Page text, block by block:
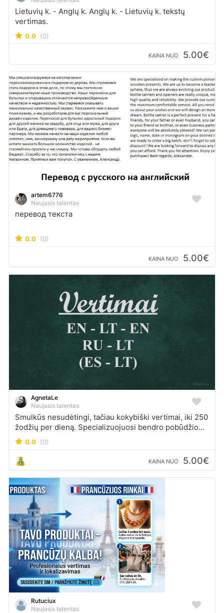
Lietuvių k. - Anglų k. Anglų k. - Lietuvių k. tekstų
vertimas.
0.0 (0)
KAINA NUO 5.00€
artem6776
Naujasis talentas
перевод текста
0.0 (0)
KAINA NUO 5.00€
AgnetaLe
Naujasis talentas
Smulkūs nesudėtingi, tačiau kokybiški vertimai, iki 250
žodžių per dieną. Specializuojuosi bendro pobūdžio
tekstuose, straipsniuose, turizmo temomis, galiu
išversti ir nesudėtingus teisinius straipsnius (turiu
mokslinių teisinio vertimo žinių).
0.0 (0)
KAINA NUO 5.00€
Rutuciux
Naujasis talentas